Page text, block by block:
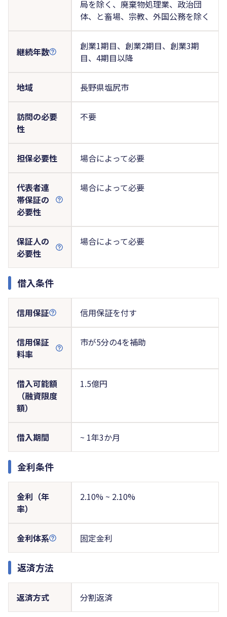
局を除く、廃棄物処理業、政治団
体、と畜場、宗教、外国公務を除く
継続年数
創業1期目、創業2期目、創業3期
目、4期目以降
地域 長野県塩尻市
訪問の必要
性
不要
担保必要性 場合によって必要
代表者連
帯保証の
必要性
場合によって必要
保証人の
必要性
場合によって必要
借入条件
信用保証 信用保証を付す
信用保証
料率
市が5分の4を補助
借入可能額
（融資限度
額）
1.5億円
借入期間 ~ 1年3か月
金利条件
金利（年
率）
2.10% ~ 2.10%
金利体系 固定金利
返済方法
返済方式 分割返済